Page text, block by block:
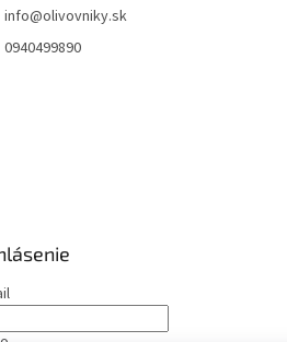
info@olivovniky.sk
0940499890